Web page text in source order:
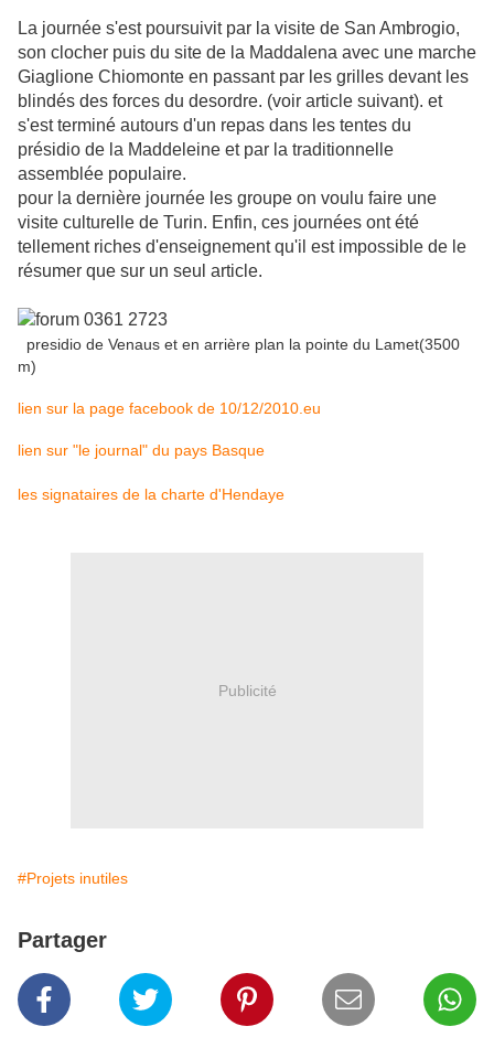
La journée s'est poursuivit par la visite de San Ambrogio,
son clocher puis du site de la Maddalena avec une marche
Giaglione Chiomonte en passant par les grilles devant les
blindés des forces du desordre. (voir article suivant). et
s'est terminé autours d'un repas dans les tentes du
présidio de la Maddeleine et par la traditionnelle
assemblée populaire.
pour la dernière journée les groupe on voulu faire une
visite culturelle de Turin. Enfin, ces journées ont été
tellement riches d'enseignement qu'il est impossible de le
résumer que sur un seul article.
presidio de Venaus et en arrière plan la pointe du Lamet(3500
m)
lien sur la page facebook de 10/12/2010.eu
lien sur "le journal" du pays Basque
les signataires de la charte d'Hendaye
Publicité
#Projets inutiles
Partager